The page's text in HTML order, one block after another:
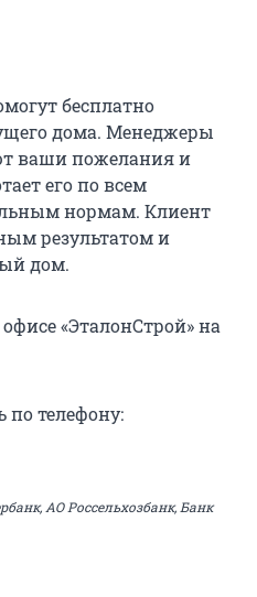
бесплатно
дома. Менеджеры
ваши пожелания и
его по всем
нормам. Клиент
результатом и
дом.
«ЭталонСтрой» на
по телефону:
АО Россельхозбанк, Банк